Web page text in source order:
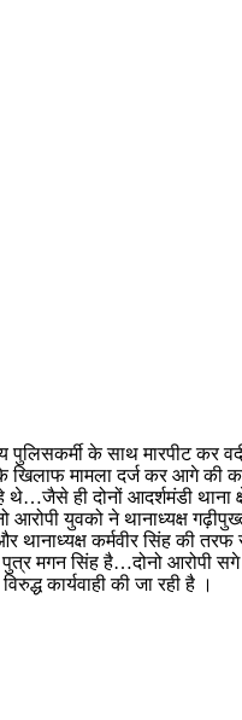
के साथ मारपीट कर
खिलाफ मामला दर्ज कर आगे की
ही दोनों आदर्शमंडी थाना
युवको ने थानाध्यक्ष
कर्मवीर सिंह की तरफ से
पुत्र मगन सिंह है…दोनो आरोपी
कार्यवाही की जा रही है ।